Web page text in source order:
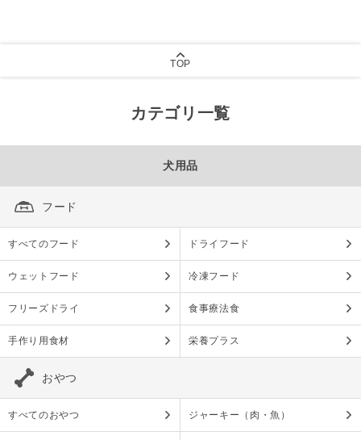
TOP
カテゴリ一覧
犬用品
フード
すべてのフード ドライフード
ウェットフード 冷凍フード
フリーズドライ 食事療法食
手作り用食材 栄養プラス
おやつ
すべてのおやつ ジャーキー（肉・魚）